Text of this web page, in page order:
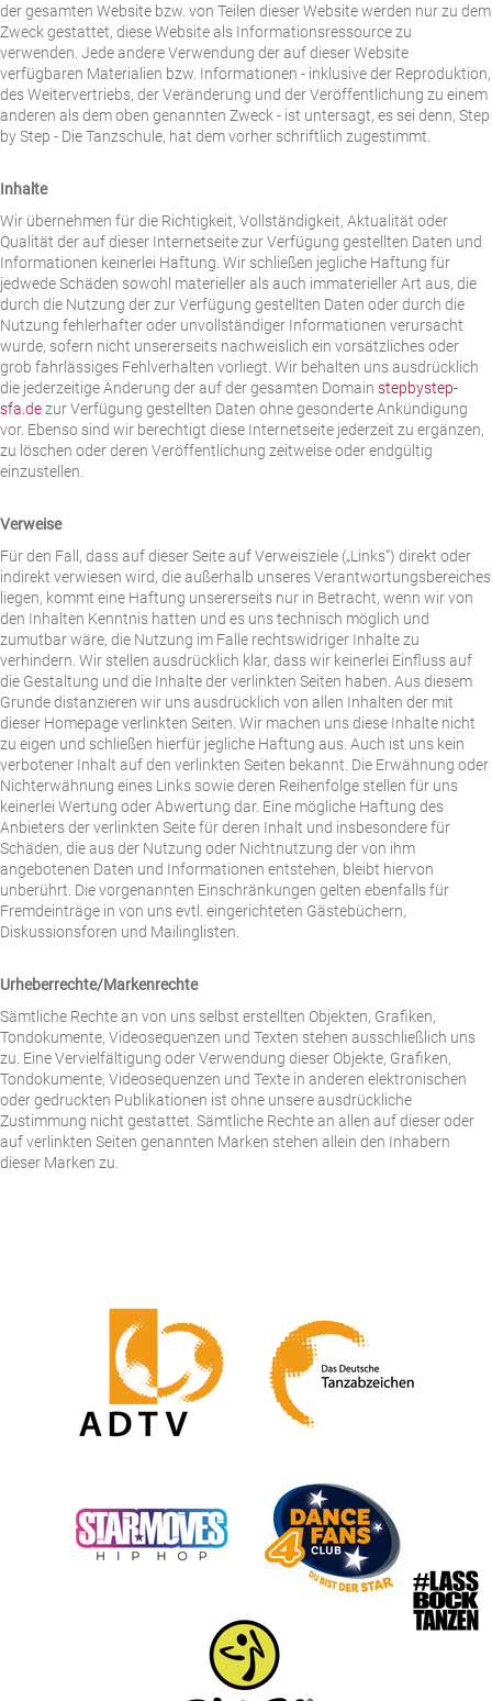
der gesamten Website bzw. von Teilen dieser Website werden nur zu dem
Zweck gestattet, diese Website als Informationsressource zu
verwenden. Jede andere Verwendung der auf dieser Website
verfügbaren Materialien bzw. Informationen - inklusive der Reproduktion,
des Weitervertriebs, der Veränderung und der Veröffentlichung zu einem
anderen als dem oben genannten Zweck - ist untersagt, es sei denn, Step
by Step - Die Tanzschule, hat dem vorher schriftlich zugestimmt.
Inhalte
Wir übernehmen für die Richtigkeit, Vollständigkeit, Aktualität oder
Qualität der auf dieser Internetseite zur Verfügung gestellten Daten und
Informationen keinerlei Haftung. Wir schließen jegliche Haftung für
jedwede Schäden sowohl materieller als auch immaterieller Art aus, die
durch die Nutzung der zur Verfügung gestellten Daten oder durch die
Nutzung fehlerhafter oder unvollständiger Informationen verursacht
wurde, sofern nicht unsererseits nachweislich ein vorsätzliches oder
grob fahrlässiges Fehlverhalten vorliegt. Wir behalten uns ausdrücklich
die jederzeitige Änderung der auf der gesamten Domain stepbystep-
sfa.dezur Verfügung gestellten Daten ohne gesonderte Ankündigung
vor. Ebenso sind wir berechtigt diese Internetseite jederzeit zu ergänzen,
zu löschen oder deren Veröffentlichung zeitweise oder endgültig
einzustellen.
Verweise
Für den Fall, dass auf dieser Seite auf Verweisziele („Links“) direkt oder
indirekt verwiesen wird, die außerhalb unseres Verantwortungsbereiches
liegen, kommt eine Haftung unsererseits nur in Betracht, wenn wir von
den Inhalten Kenntnis hatten und es uns technisch möglich und
zumutbar wäre, die Nutzung im Falle rechtswidriger Inhalte zu
verhindern. Wir stellen ausdrücklich klar, dass wir keinerlei Einfluss auf
die Gestaltung und die Inhalte der verlinkten Seiten haben. Aus diesem
Grunde distanzieren wir uns ausdrücklich von allen Inhalten der mit
dieser Homepage verlinkten Seiten. Wir machen uns diese Inhalte nicht
zu eigen und schließen hierfür jegliche Haftung aus. Auch ist uns kein
verbotener Inhalt auf den verlinkten Seiten bekannt. Die Erwähnung oder
Nichterwähnung eines Links sowie deren Reihenfolge stellen für uns
keinerlei Wertung oder Abwertung dar. Eine mögliche Haftung des
Anbieters der verlinkten Seite für deren Inhalt und insbesondere für
Schäden, die aus der Nutzung oder Nichtnutzung der von ihm
angebotenen Daten und Informationen entstehen, bleibt hiervon
unberührt. Die vorgenannten Einschränkungen gelten ebenfalls für
Fremdeinträge in von uns evtl. eingerichteten Gästebüchern,
Diskussionsforen und Mailinglisten.
Urheberrechte/Markenrechte
Sämtliche Rechte an von uns selbst erstellten Objekten, Grafiken,
Tondokumente, Videosequenzen und Texten stehen ausschließlich uns
zu. Eine Vervielfältigung oder Verwendung dieser Objekte, Grafiken,
Tondokumente, Videosequenzen und Texte in anderen elektronischen
oder gedruckten Publikationen ist ohne unsere ausdrückliche
Zustimmung nicht gestattet. Sämtliche Rechte an allen auf dieser oder
auf verlinkten Seiten genannten Marken stehen allein den Inhabern
dieser Marken zu.